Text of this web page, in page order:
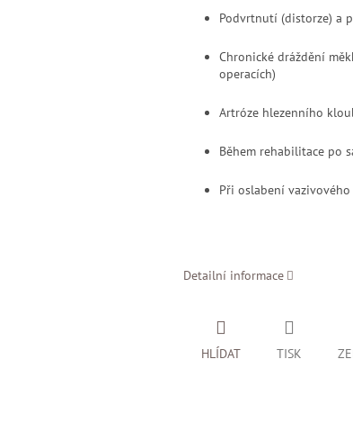
Podvrtnutí (distorze) a
Chronické dráždění
operacích)
Artróze hlezenního
Během rehabilitace po
Při oslabení
Detailní informace
TISK
HLÍDAT